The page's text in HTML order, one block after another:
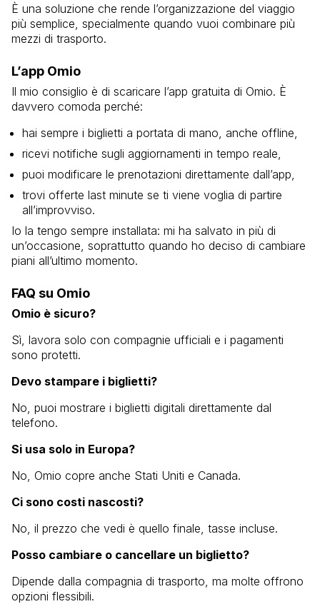
È una soluzione che rende l’organizzazione del viaggio
più semplice, specialmente quando vuoi combinare più
mezzi di trasporto.
L’app Omio
Il mio consiglio è di scaricare l’app gratuita di Omio. È
davvero comoda perché:
hai sempre i biglietti a portata di mano, anche offline,
ricevi notifiche sugli aggiornamenti in tempo reale,
puoi modificare le prenotazioni direttamente dall’app,
trovi offerte last minute se ti viene voglia di partire
all’improvviso.
Io la tengo sempre installata: mi ha salvato in più di
un’occasione, soprattutto quando ho deciso di cambiare
piani all’ultimo momento.
FAQ su Omio
Omio è sicuro?
Sì, lavora solo con compagnie ufficiali e i pagamenti
sono protetti.
Devo stampare i biglietti?
No, puoi mostrare i biglietti digitali direttamente dal
telefono.
Si usa solo in Europa?
No, Omio copre anche Stati Uniti e Canada.
Ci sono costi nascosti?
No, il prezzo che vedi è quello finale, tasse incluse.
Posso cambiare o cancellare un biglietto?
Dipende dalla compagnia di trasporto, ma molte offrono
opzioni flessibili.